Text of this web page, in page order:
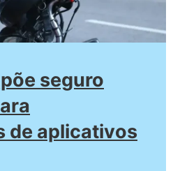
seguro
de aplicativos